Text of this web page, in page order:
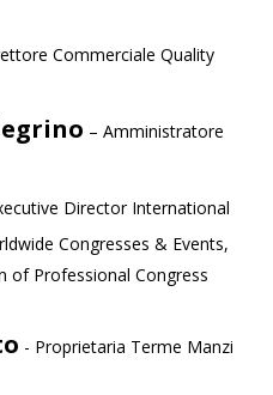
Commerciale Quality
– Amministratore
Director International
Congresses & Events,
of Professional Congress
- Proprietaria Terme Manzi